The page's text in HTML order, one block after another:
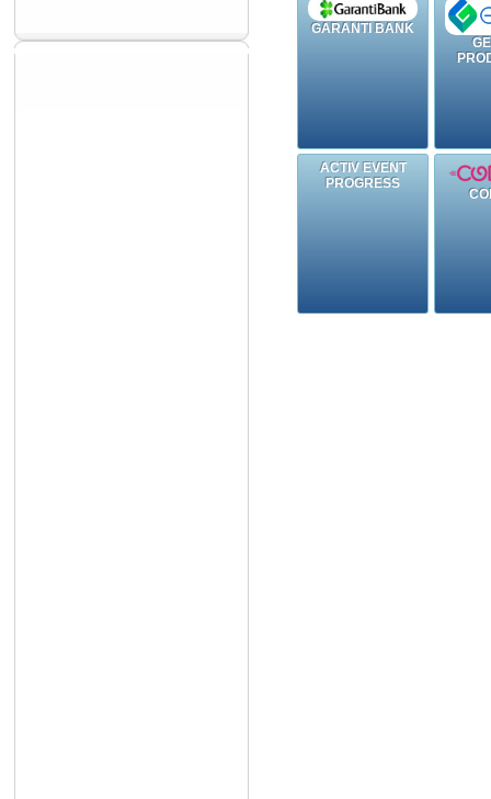
GARANTI BANK
ACTIV EVENT
PROGRESS